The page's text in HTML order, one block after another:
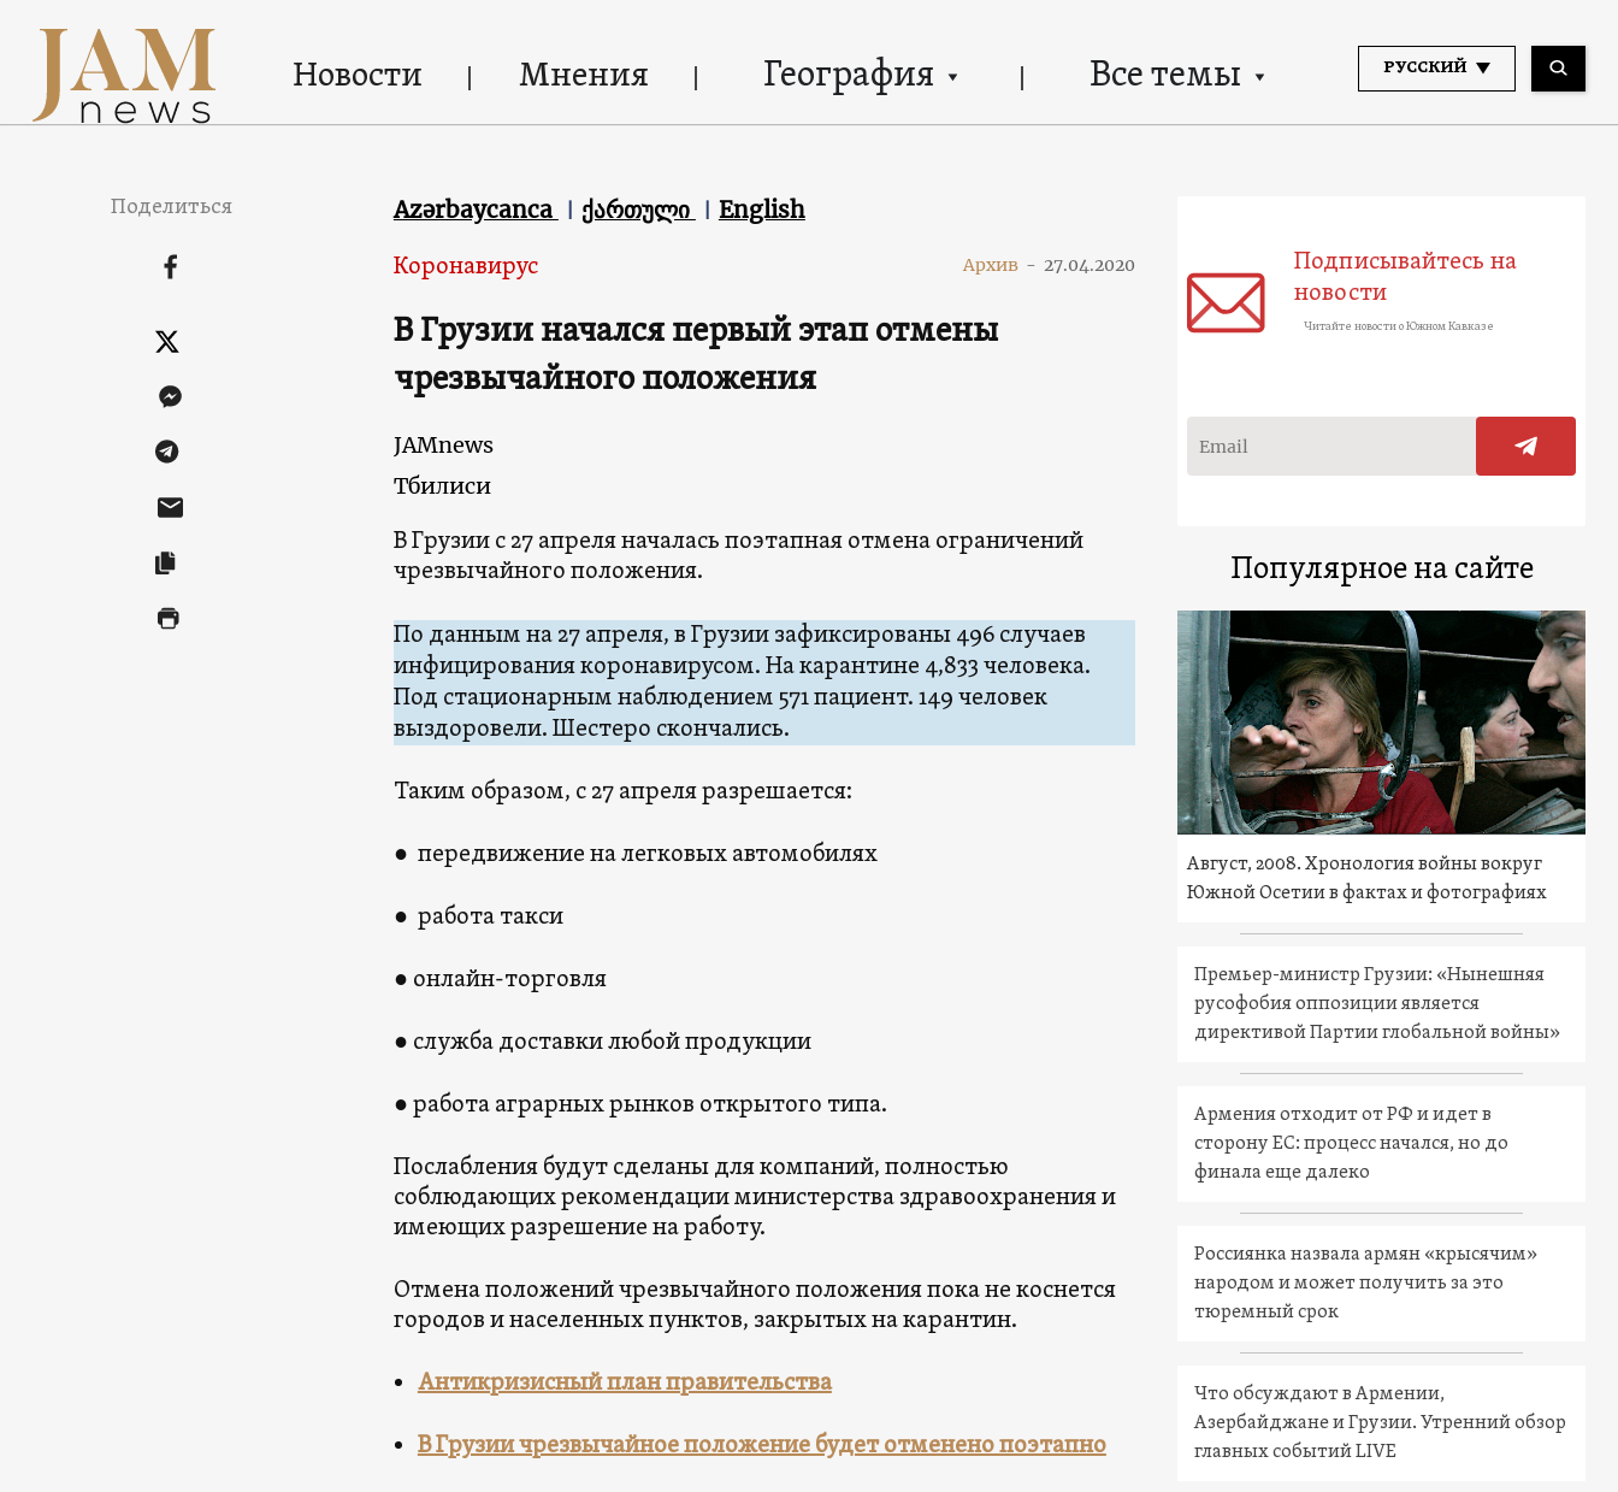
Новости Мнения География Все темы РУССКИЙ
Поделиться Azərbaycanca ქართული English
Коронавирус Архив - 27.04.2020
В Грузии начался первый этап отмены
чрезвычайного положения
JAMnews
Тбилиси
В Грузии с 27 апреля началась поэтапная отмена ограничений
чрезвычайного положения.
По данным на 27 апреля, в Грузии зафиксированы 496 случаев
инфицирования коронавирусом. На карантине 4,833 человека.
Под стационарным наблюдением 571 пациент. 149 человек
выздоровели. Шестеро скончались.
Таким образом, с 27 апреля разрешается:
● передвижение на легковых автомобилях
● работа такси
● онлайн-торговля
● служба доставки любой продукции
● работа аграрных рынков открытого типа.
Послабления будут сделаны для компаний, полностью
соблюдающих рекомендации министерства здравоохранения и
имеющих разрешение на работу.
Отмена положений чрезвычайного положения пока не коснется
городов и населенных пунктов, закрытых на карантин.
Антикризисный план правительства
В Грузии чрезвычайное положение будет отменено поэтапно
Подписывайтесь на
новости
Читайте новости о Южном Кавказе
Популярное на сайте
Август, 2008. Хронология войны вокруг
Южной Осетии в фактах и фотографиях
Премьер-министр Грузии: «Нынешняя
русофобия оппозиции является
директивой Партии глобальной войны»
Армения отходит от РФ и идет в
сторону ЕС: процесс начался, но до
финала еще далеко
Россиянка назвала армян «крысячим»
народом и может получить за это
тюремный срок
Что обсуждают в Армении,
Азербайджане и Грузии. Утренний обзор
главных событий LIVE